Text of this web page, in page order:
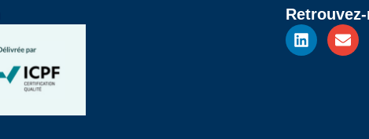
L
i
E
n